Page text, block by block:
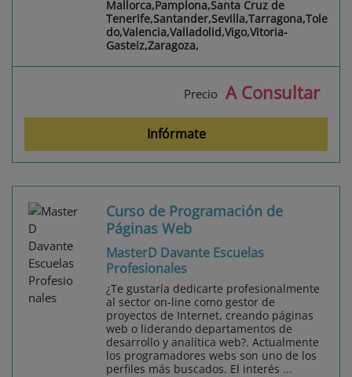
Mallorca,Pamplona,Santa Cruz de
Tenerife,Santander,Sevilla,Tarragona,Tole
do,Valencia,Valladolid,Vigo,Vitoria-
Gasteiz,Zaragoza,
Precio A Consultar
Infórmate
Curso de Programación de
Páginas Web
MasterD Davante Escuelas
Profesionales
¿Te gustaría dedicarte profesionalmente
al sector on-line como gestor de
proyectos de Internet, creando páginas
web o liderando departamentos de
desarrollo y analítica web?. Actualmente
los programadores webs son uno de los
perfiles más buscados. El interés ...